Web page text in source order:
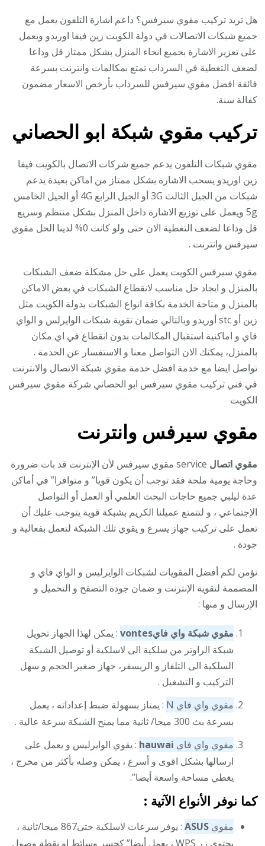
هل تريد تركيب مقوي سيرفس؟ داعم اشارة التلفون يعمل مع
جميع شبكات الاتصالات في دولة الكويت زين فيفا اوريدو ويعمل
على تعزير الاشارة بجميع انحاء المنزل بشكل ممتاز قل وداعا
لضعف التغطية في السرداب تمتع بمكالمات وانترنت بسرعة
فائقة افضل مقوي سيرفس للسرداب بأرخص الاسعار مضمون
كفالة سنة.
تركيب مقوي شبكة ابو الحصاني
مقوي شبكات التلفون يدعم جميع شركات الاتصال بالكويت فيفا
زين اوريدو يسحب الاشارة بشكل ممتاز من اماكن بعيدة يدعم
شبكات من الجيل الثالث 3G أو الجيل الرابع 4G أو الجيل الخامس
5g ويعمل على توزيع الاشارة داخل المنزل بشكل منتظم وسريع
قل وداعا لضعف التغطية الان حتى ولو كانت 0% لدينا الحل مقوي
سيرفس وانترنت .
مقوي سيرفس الكويت يعمل على حل مشكلة ضعف الشبكات
بالمنزل و ايجاد حل مناسب لانقطاع الشبكات في بعض الاماكن
بالمنزل و متاحة الخدمة بكافة انواع الشبكات بدولة الكويت مثل
زين أو stc أوريدو وبالتالي ضمان تقوية شبكات الوايرلس و الواي
فاي و اماكنية استقبال المكالمات بدون انقطاع في اي مكان
بالمنزل، يمكنك الان التواصل معنا و الاستفسار عن الخدمة .
تواصل ايضا مع خدمة افضل خدمة مقوي شبكة الاتصال والانترنت
في فني تركيب مقوي سيرفس ابو الحصاني شركة مقوي سيرفس
الكويت
مقوي سيرفس وانترنت
مقوي اتصال
service مقوي سيرفس لأن الإنترنت قد بات ضرورة
وحاجة يومية ملحة فقد توجب أن يكون قويا” و متوافرا” في أماكن
عدة ليلبي جميع حاجات البحث العلمي أو العمل أو التواصل
الإجتماعي ، و لتتمتع عميلنا الكريم بشبكة قوية يتوجب عليك أن
تعمل على تركيب جهاز يسرع و يقوي تلك الشبكة لتعمل بفعالية و
جودة .
نؤمن لكم أفضل المقويات لشبكات الوايرليس و الواي فاي و
المصممة لتقوية الإنترنت و ضمان جودة التصفح و التحميل و
الإرسال و منها :
مقوي شبكة واي فايvontes : يمكن لهذا الجهاز تحويل
شبكة الراوتر من سلكية الى لاسلكية أو توصيل الشبكة
السلكية الى التلفاز و الريسفر، جهاز صغير الحجم و سهل
التركيب و التشغيل .
مقوي واي فاي N
: يمتاز بسهولة ضبط إعداداته ، يعمل
بسرعة بث 300 ميجا/ ثانية مما يمنح الشبكة سرعة عالية .
مقوي واي فاي hauwai : يقوي الوايرليس و يعمل على
ارسالها بشكل اقوى و أسرع ، يمكن وصله بأكثر من مخرج ،
يغطي مساحة واسعة أيضا”.
كما نوفر الأنواع الآتية :
مقويASUS
: يوفر سرعات لاسلكية حتى867 ميجا/ثانية ،
يحتوي زر WPS ، يعمل أيضا” كجسر وسائط او نقطة وصول